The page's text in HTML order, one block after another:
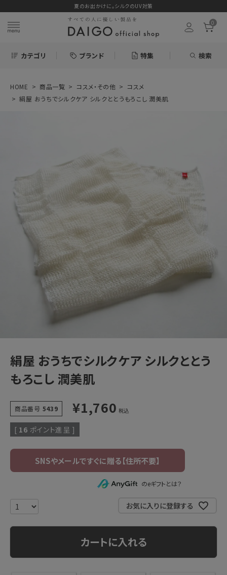
夏のお出かけに。シルクのUV対策
0
カテゴリ ブランド 特集 検索
search
絹屋 おうちでシル
クケア シルクとと
うもろこし 潤美肌
1,760円
新着＆再入荷商品
カテゴリーから探す
特集
お問い合わせ
HOME 商品一覧 コスメ・その他
コスメ
絹屋 おうちでシルクケア シルクととうもろこし 潤美肌
絹屋 おうちでシルクケア シルクととう
もろこし 潤美肌
商品番号 5439 ¥1,760 税込
[ 16 ポイント進呈 ]
のeギフトとは？
お気に入りに登録する
カートに入れる